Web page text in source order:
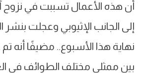
أن هذه الأعمال تسببت في نزوح
إلى الجانب الإثيوبي وعجلت
نهاية هذا الأسبوع.. مضيفًا أنه
بين ممثلي مختلف الطوائف في